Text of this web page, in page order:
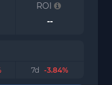
ROI
--
7d -3.84%